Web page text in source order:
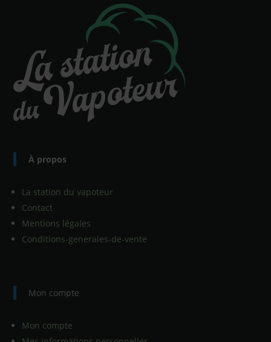
À propos
La station du vapoteur
Contact
Mentions légales
Conditions-generales-de-vente
Mon compte
Mon compte